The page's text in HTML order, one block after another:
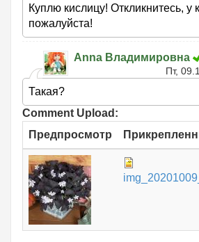
Куплю кислицу! Откликнитесь, у
пожалуйста!
Anna Владимировна
Пт,
Такая?
Comment Upload:
Предпросмотр